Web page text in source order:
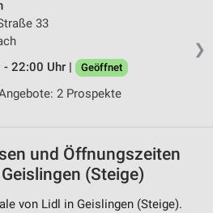
❯
33
22:00 Uhr |
Geöffnet
2 Prospekte
und Öffnungszeiten
(Steige)
von Lidl in Geislingen (Steige).